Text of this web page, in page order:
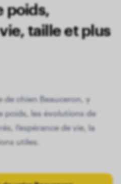
poids,
taille et plus
de chien Beauceron, y
poids, les évolutions de
l'espérance de vie, la
utiles.